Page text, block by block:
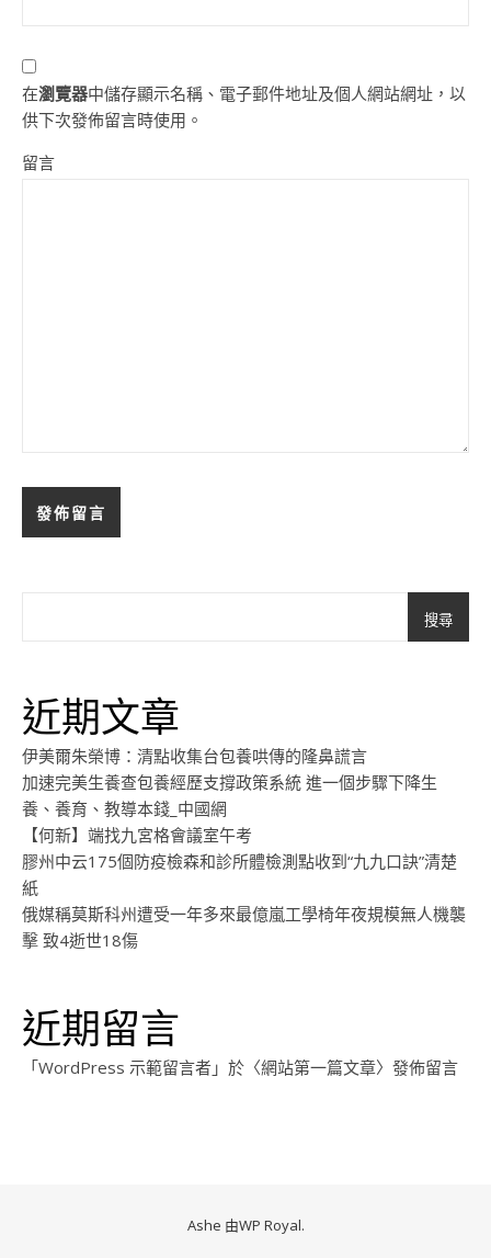
在瀏覽器中儲存顯示名稱、電子郵件地址及個人網站網址，以
供下次發佈留言時使用。
留言
搜尋
近期文章
伊美爾朱榮博：清點收集台包養哄傳的隆鼻謊言
加速完美生養查包養經歷支撐政策系統 進一個步驟下降生
養、養育、教導本錢_中國網
【何新】端找九宮格會議室午考
膠州中云175個防疫檢森和診所體檢測點收到“九九口訣”清楚
紙
俄媒稱莫斯科州遭受一年多來最億嵐工學椅年夜規模無人機襲
擊 致4逝世18傷
近期留言
「WordPress 示範留言者 」於〈網站第一篇文章〉發佈留言
Ashe 由WP Royal.